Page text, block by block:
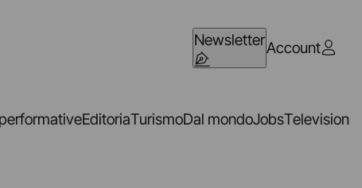
NewsletterAccount
EditoriaTurismoDal mondoJobsTelevision